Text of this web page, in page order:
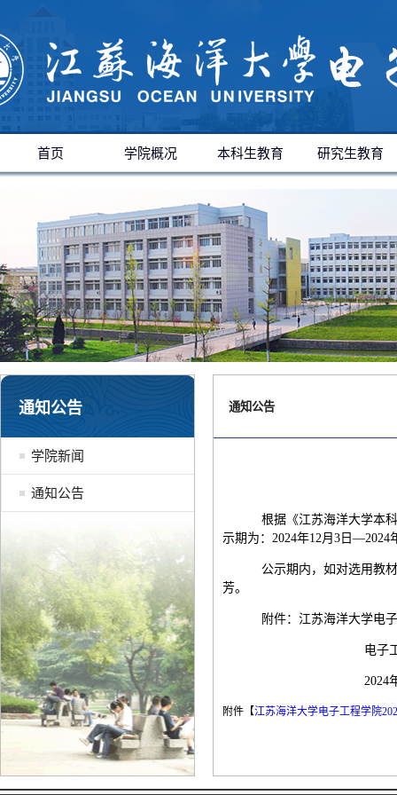
首页 学院概况 本科生教育 研究生教育
通知公告
学院新闻
通知公告
通知公告
根据《江苏海洋大学本科
示期为：2024年12月3日—2024
公示期内，如对选用教材
芳。
附件：江苏海洋大学电子
电子工程
2024年12
附件【江苏海洋大学电子工程学院